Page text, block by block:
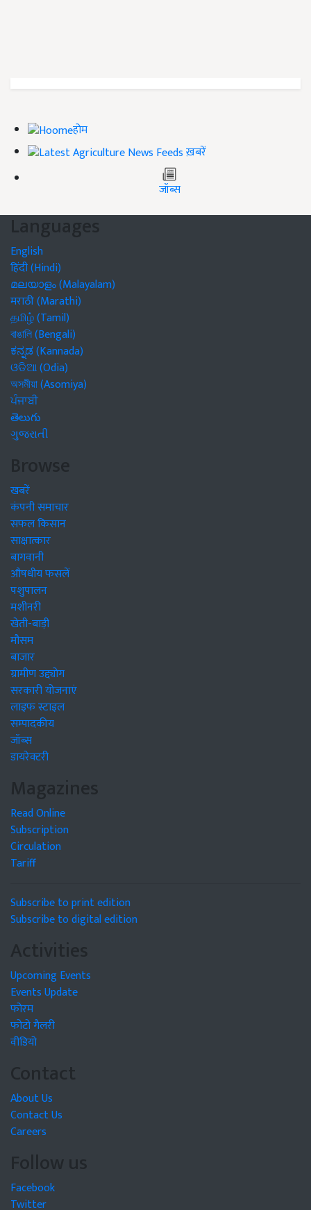
होम
ख़बरें
जॉब्स
Languages
English
हिंदी (Hindi)
മലയാളം (Malayalam)
मराठी (Marathi)
தமிழ் (Tamil)
বাঙালি (Bengali)
ಕನ್ನಡ (Kannada)
ଓଡିଆ (Odia)
অসমীয়া (Asomiya)
ਪੰਜਾਬੀ
తెలుగు
ગુજરાતી
Browse
खबरें
कंपनी समाचार
सफल किसान
साक्षात्कार
बागवानी
औषधीय फसलें
पशुपालन
मशीनरी
खेती-बाड़ी
मौसम
बाजार
ग्रामीण उद्द्योग
सरकारी योजनाएं
लाइफ स्टाइल
सम्पादकीय
जॉब्स
डायरेक्टरी
Magazines
Read Online
Subscription
Circulation
Tariff
Subscribe to print edition
Subscribe to digital edition
Activities
Upcoming Events
Events Update
फोरम
फोटो गैलरी
वीडियो
Contact
About Us
Contact Us
Careers
Follow us
Facebook
Twitter